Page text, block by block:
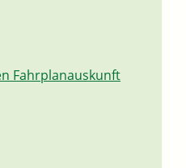
Fahrplanauskunft